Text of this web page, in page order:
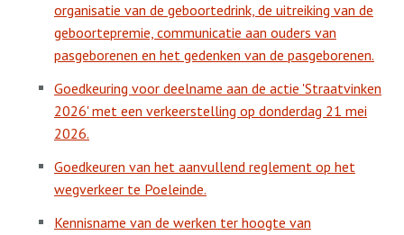
organisatie van de geboortedrink, de uitreiking van de
geboortepremie, communicatie aan ouders van
pasgeborenen en het gedenken van de pasgeborenen.
Goedkeuring voor deelname aan de actie 'Straatvinken
2026' met een verkeerstelling op donderdag 21 mei
2026.
Goedkeuren van het aanvullend reglement op het
wegverkeer te Poeleinde.
Kennisname van de werken ter hoogte van